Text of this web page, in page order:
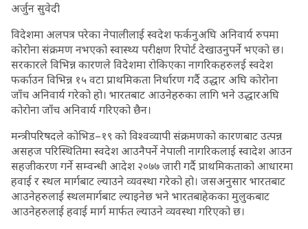
अर्जुन सुवेदी
विदेशमा अलपत्र परेका नेपालीलाई स्वदेश फर्कनुअघि अनिवार्य रुपमा
कोरोना संक्रमण नभएको स्वास्थ्य परीक्षण रिपोर्ट देखाउनुपर्ने भएको छ।
सरकारले विभिन्न कारणले विदेशमा रोकिएका नागरिकहरुलई स्वदेश
फर्काउन विभिन्न १५ वटा प्राथमिकता निर्धारण गर्दै उद्धार अघि कोरोना
जाँच अनिवार्य गरेको हो। भारतबाट आउनेहरुका लागि भने उद्धारअघि
कोरोना जाँच अनिवार्य गरिएको छैन।
मन्त्रीपरिषदले कोभिड–१९ को विश्वव्यापी संक्रमणको कारणबाट उत्पन्न
असहज परिस्थितिमा स्वदेश आउनैपर्ने नेपाली नागरिकलाई स्वादेश आउन
सहजीकरण गर्ने सम्वन्धी आदेश २०७७ जारी गर्दै प्राथमिकताको आधारमा
हवाई र स्थल मार्गबाट ल्याउने व्यवस्था गरेको हो। जसअनुसार भारतबाट
आउनेहरुलाई स्थलमार्गबाट ल्याइनेछ भने भारतबाहेकका मुलुकबाट
आउनेहरुलाई हवाई मार्ग मार्फत ल्याउने व्यवस्था गरिएको छ।